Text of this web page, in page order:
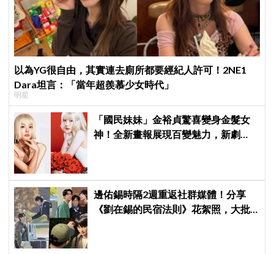
以為YG很自由，其實連去廁所都要經紀人許可！2NE1
Dara坦言：「當年超羨慕少女時代」
明星
「國民妹妹」金裕貞驚喜變身金髮女
神！全新畫報展現百變魅力，新劇
邊佑錫時隔2週重返社群媒體！分享
《劉在錫的民宿法則》花絮照，大批